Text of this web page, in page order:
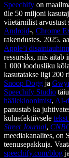
Speechify on
üle 50 miljoni
viietärnilist arvustust
Android-, Chrome
rakendustes. 2025.
Apple’i
ressursiks, mis aitab
1 000 loodusliku
kasutatakse ligi 200
Snoop Dogg ja
Speechify Studio
häälekloonimist, AI-
panustab ka
kuluefektiivsele
Street Journal,
meediakanalites, on
teenusepakkuja.
speechify.com/blog ja